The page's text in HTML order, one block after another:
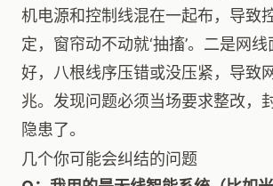
机电源和控制线混在一起布，导致
定，窗帘动不动就‘抽搐’。二是网
好，八根线序压错或没压紧，导致
兆。发现问题必须当场要求整改，
隐患了。
几个你可能会纠结的问题